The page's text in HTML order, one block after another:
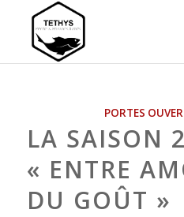
PORTES
LA SAISON
« ENTRE
DU GOÛT »